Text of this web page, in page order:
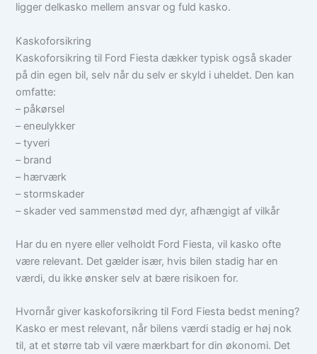
ligger delkasko mellem ansvar og fuld kasko.
Kaskoforsikring
Kaskoforsikring til Ford Fiesta dækker typisk også skader
på din egen bil, selv når du selv er skyld i uheldet. Den kan
omfatte:
– påkørsel
– eneulykker
– tyveri
– brand
– hærværk
– stormskader
– skader ved sammenstød med dyr, afhængigt af vilkår
Har du en nyere eller velholdt Ford Fiesta, vil kasko ofte
være relevant. Det gælder især, hvis bilen stadig har en
værdi, du ikke ønsker selv at bære risikoen for.
Hvornår giver kaskoforsikring til Ford Fiesta bedst mening?
Kasko er mest relevant, når bilens værdi stadig er høj nok
til, at et større tab vil være mærkbart for din økonomi. Det